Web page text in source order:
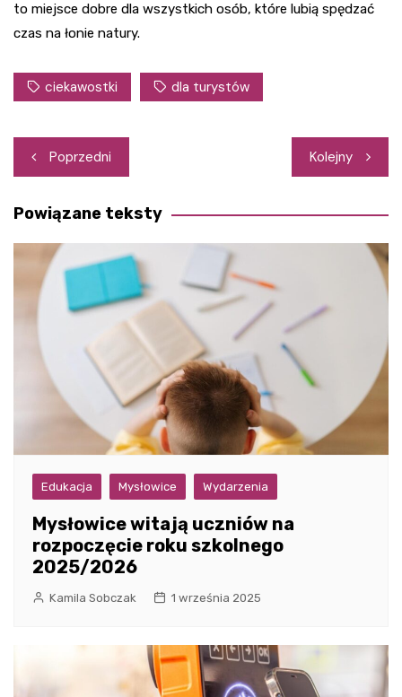
to miejsce dobre dla wszystkich osób, które lubią spędzać
czas na łonie natury.
ciekawostki dla turystów
Nawigacja
wpisu
Poprzedni Kolejny
Powiązane teksty
Edukacja Mysłowice Wydarzenia
Mysłowice witają uczniów na
rozpoczęcie roku szkolnego
2025/2026
Kamila Sobczak 1 września 2025